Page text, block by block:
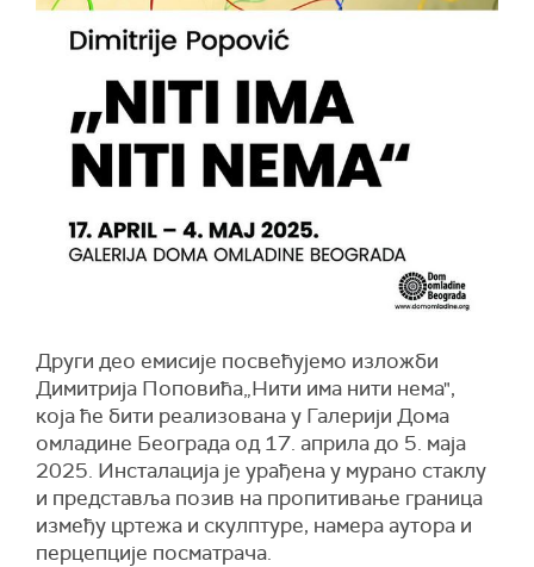
Други део емисије посвећујемо изложби
Димитрија Поповића„Нити има нити нема",
која ће бити реализована у Галерији Дома
омладине Београда од 17. априла до 5. маја
2025. Инсталација је урађена у мурано стаклу
и представља позив на пропитивање граница
између цртежа и скулптуре, намера аутора и
перцепције посматрача.